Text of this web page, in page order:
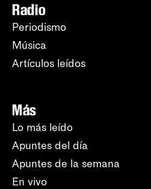
Radio
Periodismo
Música
Artículos leídos
Más
Lo más leído
Apuntes del día
Apuntes de la semana
En vivo